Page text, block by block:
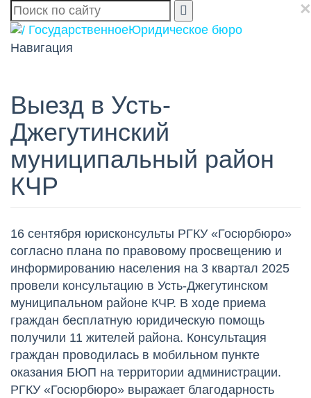
×

ГосударственноеЮридическое бюро
Навигация
Выезд в Усть-
Джегутинский
муниципальный район
КЧР
16 сентября юрисконсульты РГКУ «Госюрбюро»
согласно плана по правовому просвещению и
информированию населения на 3 квартал 2025
провели консультацию в Усть-Джегутинском
муниципальном районе КЧР. В ходе приема
граждан бесплатную юридическую помощь
получили 11 жителей района. Консультация
граждан проводилась в мобильном пункте
оказания БЮП на территории администрации.
РГКУ «Госюрбюро» выражает благодарность